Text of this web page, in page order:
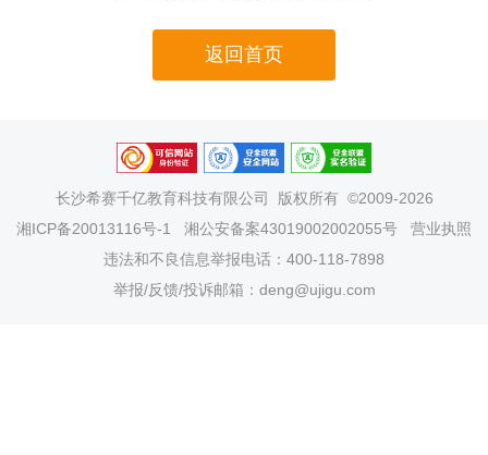
返回首页
长沙希赛千亿教育科技有限公司
版权所有 ©2009-2026
湘ICP备20013116号-1
湘公安备案43019002002055号
营业执照
违法和不良信息举报电话：400-118-7898
举报/反馈/投诉邮箱：deng@ujigu.com